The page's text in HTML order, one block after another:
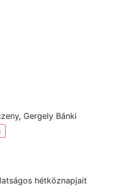
Gergely Bánki
hétköznapjait